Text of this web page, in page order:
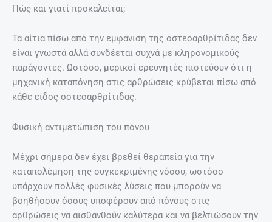
Πώς και γιατί προκαλείται;
Τα αίτια πίσω από την εμφάνιση της οστεοαρθρίτιδας δεν
είναι γνωστά αλλά συνδέεται συχνά με κληρονομικούς
παράγοντες. Ωστόσο, μερικοί ερευνητές πιστεύουν ότι η
μηχανική καταπόνηση στις αρθρώσεις κρύβεται πίσω από
κάθε είδος οστεοαρθρίτιδας.
Φυσική αντιμετώπιση του πόνου
Μέχρι σήμερα δεν έχει βρεθεί θεραπεία για την
καταπολέμηση της συγκεκριμένης νόσου, ωστόσο
υπάρχουν πολλές φυσικές λύσεις που μπορούν να
βοηθήσουν όσους υποφέρουν από πόνους στις
αρθρώσεις να αισθανθούν καλύτερα και να βελτιώσουν την